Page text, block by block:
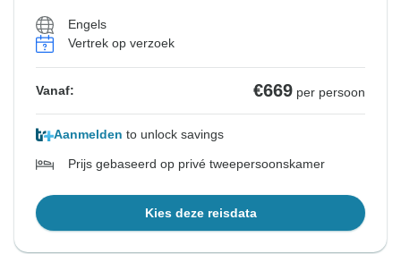
Engels
Vertrek op verzoek
Vanaf: €669 per persoon
Aanmelden to unlock savings
Prijs gebaseerd op privé tweepersoonskamer
Kies deze reisdata